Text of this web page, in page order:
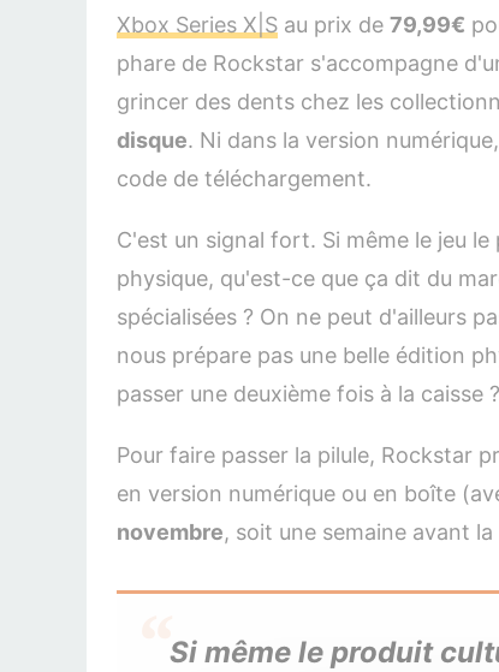
3. Bonus numérique : un mois de GTA+
5. Bande annonce du jeu Grand Theft
6. Prix et disponibilité en ligne
Xbox Series X|S au prix de 79,99€
phare de Rockstar s'accompagne
grincer des dents chez les
disque. Ni dans la version
code de téléchargement.
C'est un signal fort. Si même le jeu
physique, qu'est-ce que ça dit du
spécialisées ? On ne peut d'ailleurs
nous prépare pas une belle édition
passer une deuxième fois à la caisse ?
Pour faire passer la pilule, Rockstar
en version numérique ou en boîte
novembre, soit une semaine avant
Si même le produit